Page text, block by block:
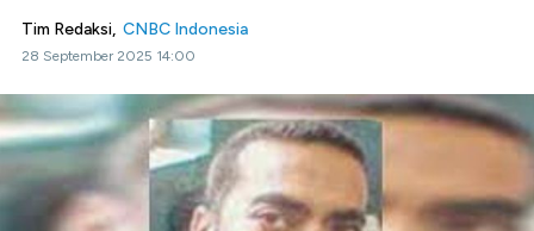
Tim Redaksi, CNBC Indonesia
28 September 2025 14:00